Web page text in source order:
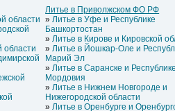
Литье в Армении
Литье в Греции
Литье в Грузии
области
области
Литье в Приволжском ФО РФ
Литье в Уфе и Республике
Башкортостан
Литье в Кирове и Кировской
Литье в Йошкар-Оле и
Марий Эл
Литье в Саранске и
Мордовия
Литье в Нижнем Новгороде и
Нижегородской области
Литье в Оренбурге и